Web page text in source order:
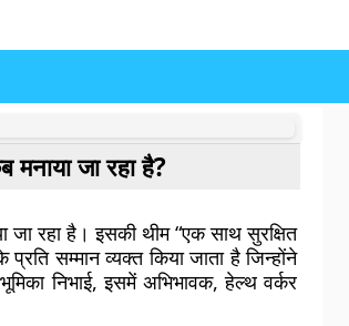
मनाया जा रहा है?
जा रहा है। इसकी थीम “एक साथ सुरक्षित
सम्मान व्यक्त किया जाता है जिन्होंने
निभाई, इसमें अभिभावक, हेल्थ वर्कर